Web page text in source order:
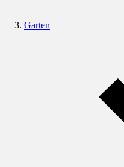
Garten